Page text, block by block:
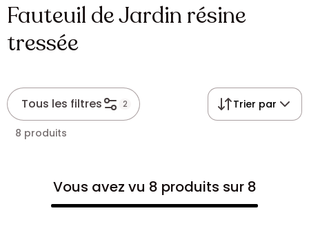
Fauteuil de Jardin résine
tressée
Tous les filtres 2 Trier par
8 produits
Vous avez vu 8 produits sur 8